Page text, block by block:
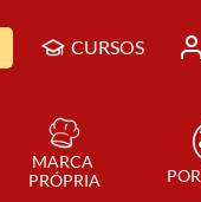
CURSOS
MARCA
PRÓPRIA